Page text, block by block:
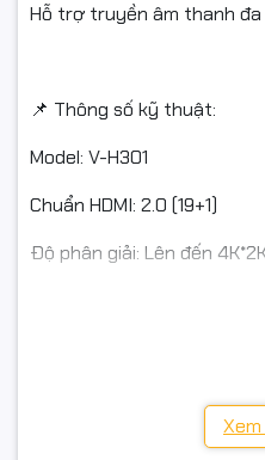
Hỗ trợ truyền âm thanh đa
📌 Thông số kỹ thuật:
Model: V-H301
Chuẩn HDMI: 2.0 (19+1)
Độ phân giải: Lên đến
Hãng sản xuất: Veggieg